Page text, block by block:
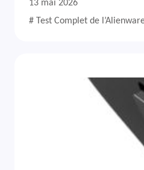
13 mai 2026
# Test Complet de